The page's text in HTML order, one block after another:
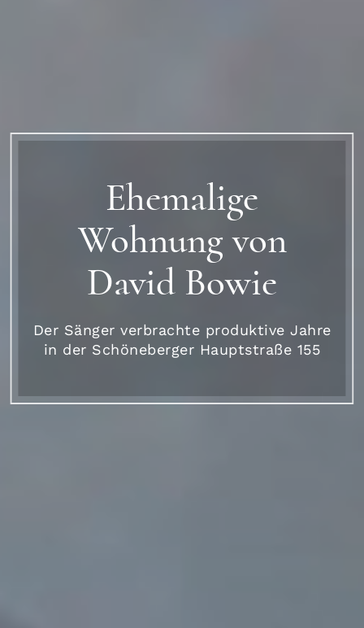
Ehemalige
Wohnung von
David Bowie
Der Sänger verbrachte produktive Jahre
in der Schöneberger Hauptstraße 155